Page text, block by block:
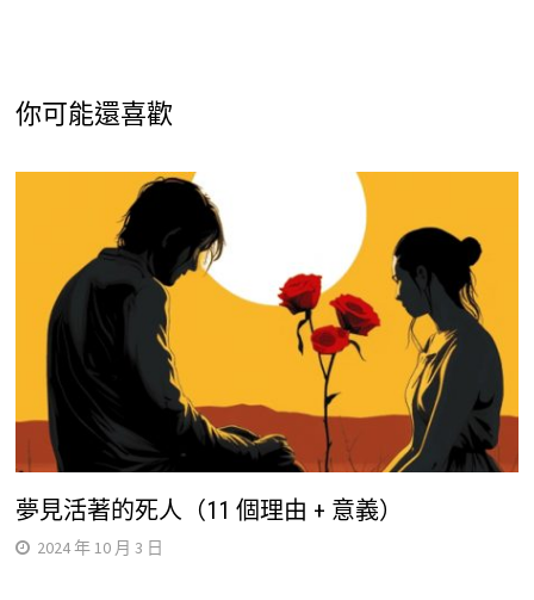
你可能還喜歡
夢見活著的死人（11 個理由 + 意義）
2024 年 10 月 3 日